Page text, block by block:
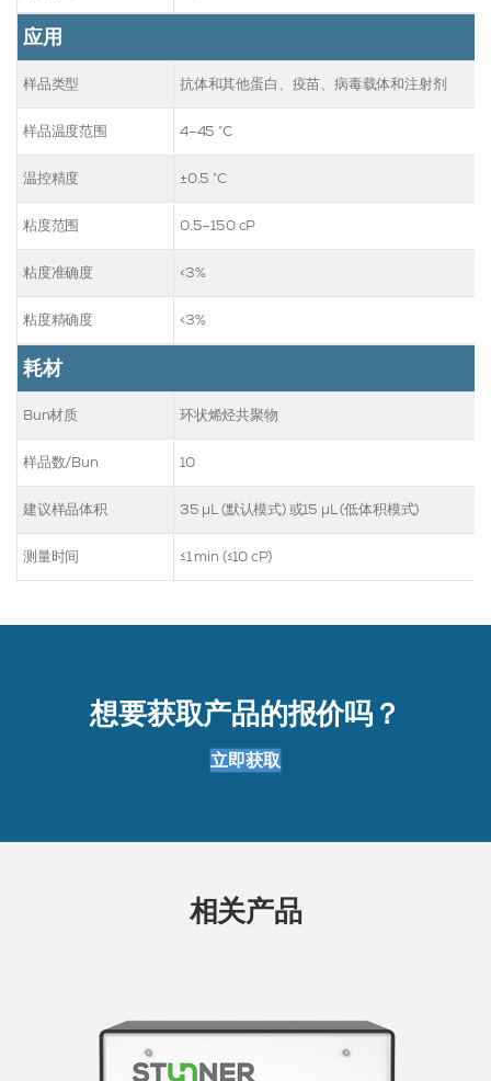
应用
样品类型 抗体和其他蛋白、疫苗、病毒载体和注射剂
样品温度范围 4–45 °C
温控精度 ±0.5 °C
粘度范围 0.5–150 cP
粘度准确度 <3%
粘度精确度 <3%
耗材
Bun材质 环状烯烃共聚物
样品数/Bun 10
建议样品体积 35 μL (默认模式) 或15 μL (低体积模式)
测量时间 ≤1 min (≤10 cP)
想要获取产品的报价吗？
立即获取
相关产品